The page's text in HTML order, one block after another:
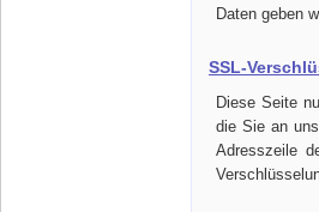
Daten geben
SSL-
Diese Seite
die Sie an
Adresszeile